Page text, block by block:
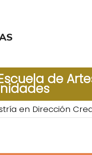
de
en Dirección